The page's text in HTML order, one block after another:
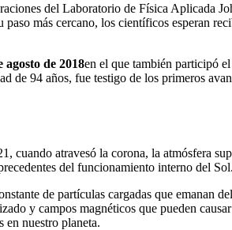
del Laboratorio de Física Aplicada
más cercano, los científicos esperan
agosto de 2018en el que también participó
94 años, fue testigo de los primeros
cuando atravesó la corona, la atmósfera
del funcionamiento interno del Sol.
de partículas cargadas que emanan
y campos magnéticos que pueden
en nuestro planeta.